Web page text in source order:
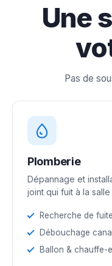
Une
Pas de
Plomberie
Dépannage et
joint qui fuit à la
Recherche de
Débouchage
Ballon & chauffe-